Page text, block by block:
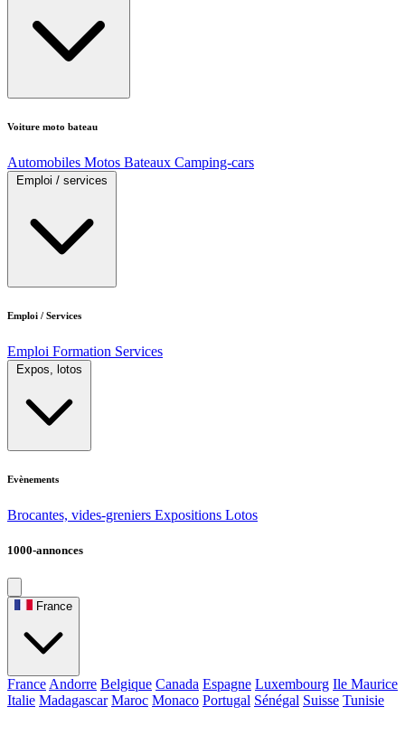
Voiture moto bateau
Automobiles Motos Bateaux Camping-cars
Emploi / services
Emploi / Services
Emploi Formation Services
Expos, lotos
Evènements
Brocantes, vides-greniers Expositions Lotos
1000-annonces
France
France Andorre Belgique Canada Espagne Luxembourg Ile Maurice
Italie Madagascar Maroc Monaco Portugal Sénégal Suisse Tunisie